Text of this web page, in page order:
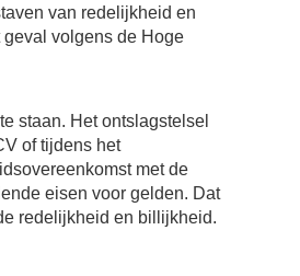
van redelijkheid en
volgens de Hoge
staan. Het ontslagstelsel
of tijdens het
met de
eisen voor gelden. Dat
redelijkheid en billijkheid.